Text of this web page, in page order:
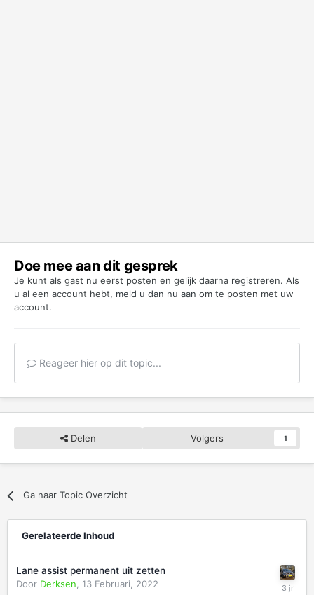
Doe mee aan dit gesprek
Je kunt als gast nu eerst posten en gelijk daarna registreren. Als
u al een account hebt, meld u dan nu aan om te posten met uw
account.
Reageer hier op dit topic...
Delen Volgers 1
Ga naar Topic Overzicht
Gerelateerde Inhoud
Lane assist permanent uit zetten
Door Derksen, 13 Februari, 2022